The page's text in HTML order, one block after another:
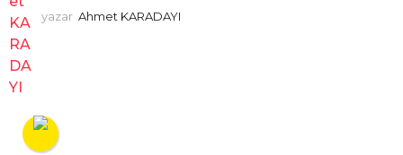
yazar Ahmet KARADAYI